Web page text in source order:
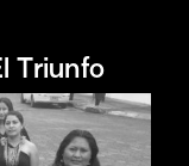
Triunfo